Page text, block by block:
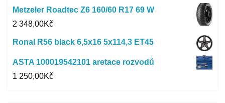
Metzeler Roadtec Z6 160/60 R17 69 W
2 348,00Kč
Ronal R56 black 6,5x16 5x114,3 ET45
ASTA 100019542101 aretace rozvodů
1 250,00Kč